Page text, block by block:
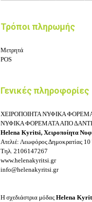
Τρόποι πληρωμής
Μετρητά
POS
Γενικές πληροφορίες
ΧΕΙΡΟΠΟΙΗΤΑ ΝΥΦΙΚΑ
ΝΥΦΙΚΑ ΦΟΡΕΜΑΤΑ ΑΠΟ
Helena Kyritsi, Χειροποίητα
Ατελιέ: Λεωφόρος Δημοκρατίας 10
Τηλ. 2106147267
www.helenakyritsi.gr
info@helenakyritsi.gr
Η σχεδιάστρια μόδας Helena